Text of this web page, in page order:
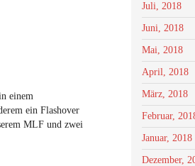
einem
ein Flashover
MLF und zwei
Juli, 2018
Juni, 2018
Mai, 2018
April, 2018
März, 2018
Februar,
Januar, 2018
Dezember,